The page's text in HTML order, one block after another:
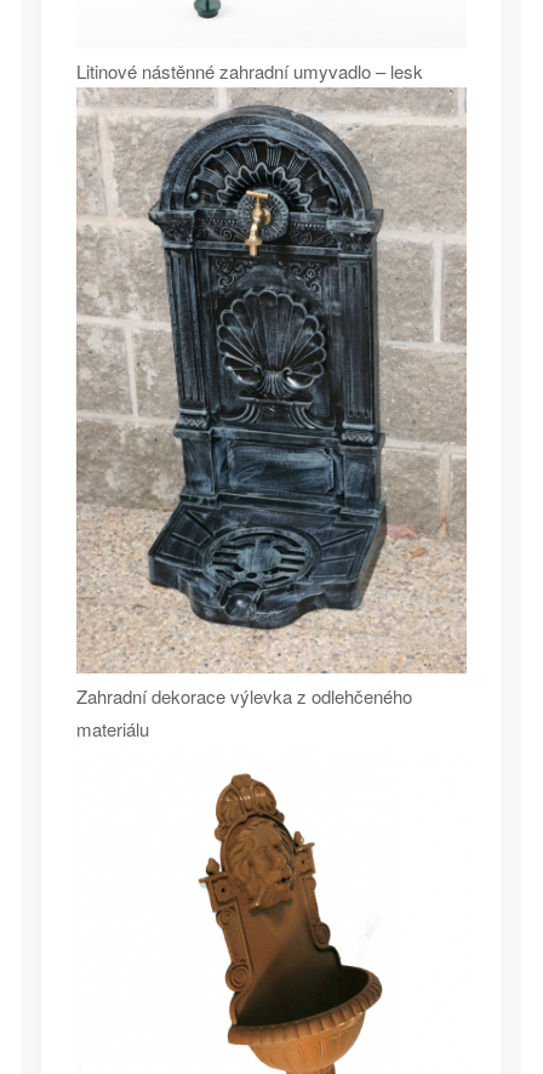
Litinové nástěnné zahradní umyvadlo – lesk
Zahradní dekorace výlevka z odlehčeného
materiálu